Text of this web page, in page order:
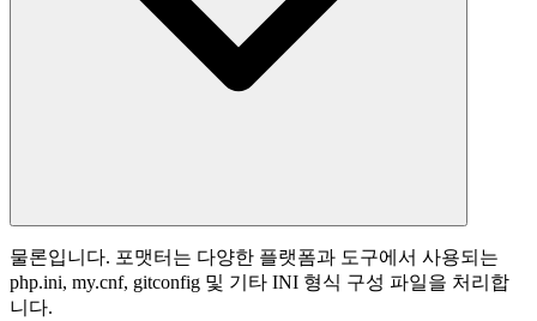
물론입니다. 포맷터는 다양한 플랫폼과 도구에서 사용되는
php.ini, my.cnf, gitconfig 및 기타 INI 형식 구성 파일을 처리합
니다.